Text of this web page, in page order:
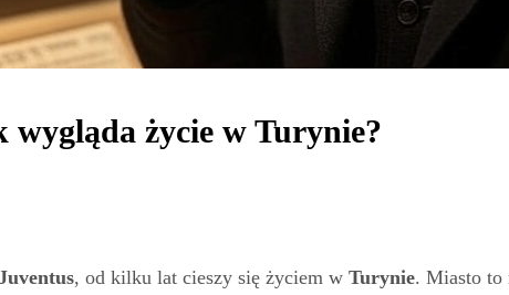
wygląda życie w Turynie?
, od kilku lat cieszy się życiem w Turynie. Miasto to